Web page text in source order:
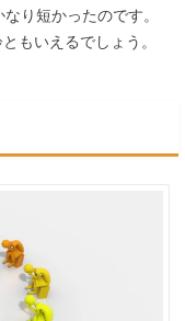
り短かったのです。
もいえるでしょう。